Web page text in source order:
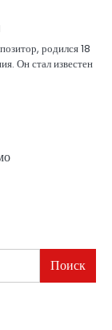
родился 18
Он стал известен
Поиск